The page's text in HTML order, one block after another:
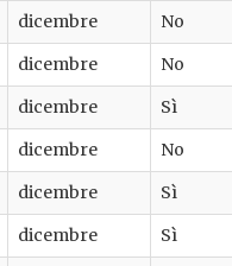
dicembre No
dicembre No
dicembre Sì
dicembre No
dicembre Sì
dicembre Sì